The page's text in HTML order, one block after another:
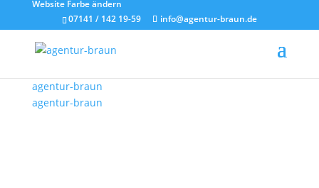
Website Farbe ändern
07141 / 142 19-59
info@agentur-braun.de
agentur-braun
agentur-braun